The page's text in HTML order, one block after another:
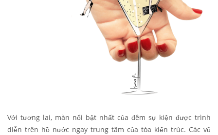
Với tương lai, màn nổi bật nhất của đêm sự kiện được trình
diễn trên hồ nước ngay trung tâm của tòa kiến trúc. Các vũ